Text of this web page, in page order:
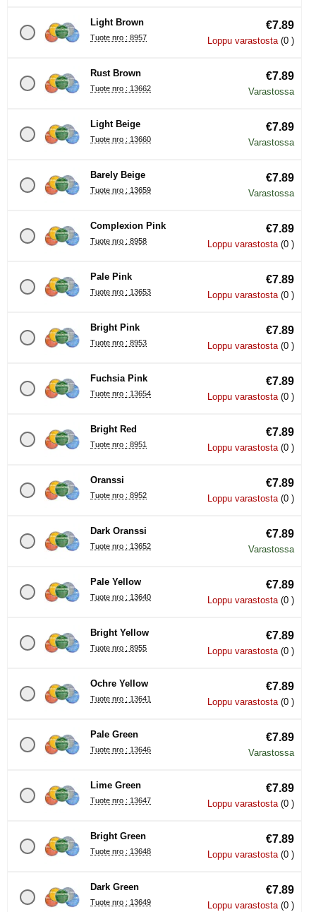
Light Brown
Tuote nro : 8957
€7.89
Loppu varastosta (0 )
Rust Brown
Tuote nro : 13662
€7.89
Varastossa
Light Beige
Tuote nro : 13660
€7.89
Varastossa
Barely Beige
Tuote nro : 13659
€7.89
Varastossa
Complexion Pink
Tuote nro : 8958
€7.89
Loppu varastosta (0 )
Pale Pink
Tuote nro : 13653
€7.89
Loppu varastosta (0 )
Bright Pink
Tuote nro : 8953
€7.89
Loppu varastosta (0 )
Fuchsia Pink
Tuote nro : 13654
€7.89
Loppu varastosta (0 )
Bright Red
Tuote nro : 8951
€7.89
Loppu varastosta (0 )
Oranssi
Tuote nro : 8952
€7.89
Loppu varastosta (0 )
Dark Oranssi
Tuote nro : 13652
€7.89
Varastossa
Pale Yellow
Tuote nro : 13640
€7.89
Loppu varastosta (0 )
Bright Yellow
Tuote nro : 8955
€7.89
Loppu varastosta (0 )
Ochre Yellow
Tuote nro : 13641
€7.89
Loppu varastosta (0 )
Pale Green
Tuote nro : 13646
€7.89
Varastossa
Lime Green
Tuote nro : 13647
€7.89
Loppu varastosta (0 )
Bright Green
Tuote nro : 13648
€7.89
Loppu varastosta (0 )
Dark Green
Tuote nro : 13649
€7.89
Loppu varastosta (0 )